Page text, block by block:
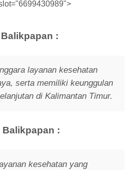
:
layanan kesehatan
serta memiliki keunggulan
di Kalimantan Timur.
Balikpapan :
kesehatan yang